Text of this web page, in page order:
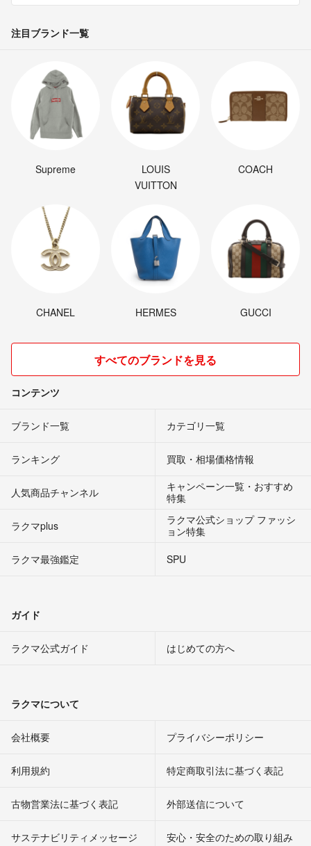
注目ブランド一覧
Supreme
LOUIS
VUITTON
COACH
CHANEL HERMES GUCCI
すべてのブランドを見る
コンテンツ
ブランド一覧 カテゴリ一覧
ランキング 買取・相場価格情報
人気商品チャンネル
キャンペーン一覧・おすすめ
特集
ラクマplus
ラクマ公式ショップ ファッシ
ョン特集
ラクマ最強鑑定
SPU
ガイド
ラクマ公式ガイド はじめての方へ
ラクマについて
会社概要 プライバシーポリシー
利用規約 特定商取引法に基づく表記
古物営業法に基づく表記 外部送信について
サステナビリティメッセージ 安心・安全のための取り組み